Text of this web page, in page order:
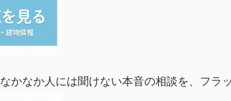
なかなか人には聞けない本音の相談を、フラ